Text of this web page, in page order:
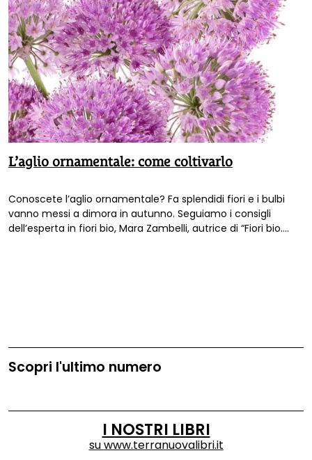
L’aglio ornamentale: come coltivarlo
Conoscete l’aglio ornamentale? Fa splendidi fiori e i bulbi
vanno messi a dimora in autunno. Seguiamo i consigli
dell’esperta in fiori bio, Mara Zambelli, autrice di “Fiori bio.
Scopri l'ultimo numero
I NOSTRI LIBRI
suwww.terranuovalibri.it